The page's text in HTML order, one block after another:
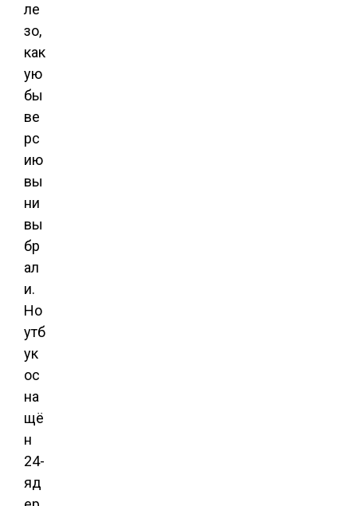
ле
зо,
как
ую
бы
ве
рс
ию
вы
ни
вы
бр
ал
и.
Но
утб
ук
ос
на
щё
н
24-
яд